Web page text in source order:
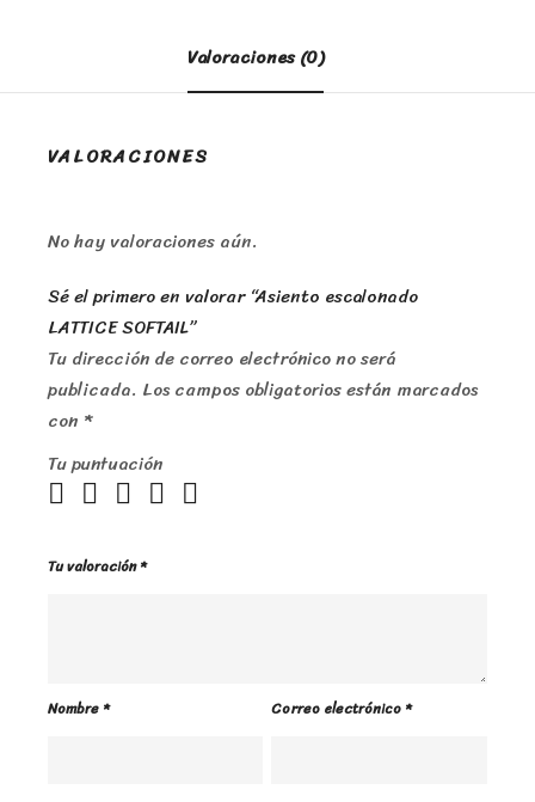
Valoraciones (0)
VALORACIONES
No hay valoraciones aún.
Sé el primero en valorar “Asiento escalonado
LATTICE SOFTAIL”
Tu dirección de correo electrónico no será
publicada. Los campos obligatorios están marcados
con *
Tu puntuación
Tu valoración*
Nombre* Correo electrónico*